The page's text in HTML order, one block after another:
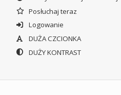
Posłuchaj teraz
Logowanie
DUŻA CZCIONKA
DUŻY KONTRAST